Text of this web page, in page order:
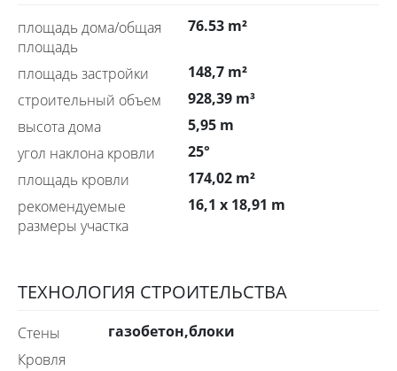
площадь дома/общая
площадь
76.53 m²
площадь застройки
148,7 m²
строительный объем
928,39 m³
высота дома
5,95 m
угол наклона кровли
25°
площадь кровли
174,02 m²
рекомендуемые
размеры участка
16,1 x 18,91 m
ТЕХНОЛОГИЯ СТРОИТЕЛЬСТВА
стены
газобетон,блоки
Кровля